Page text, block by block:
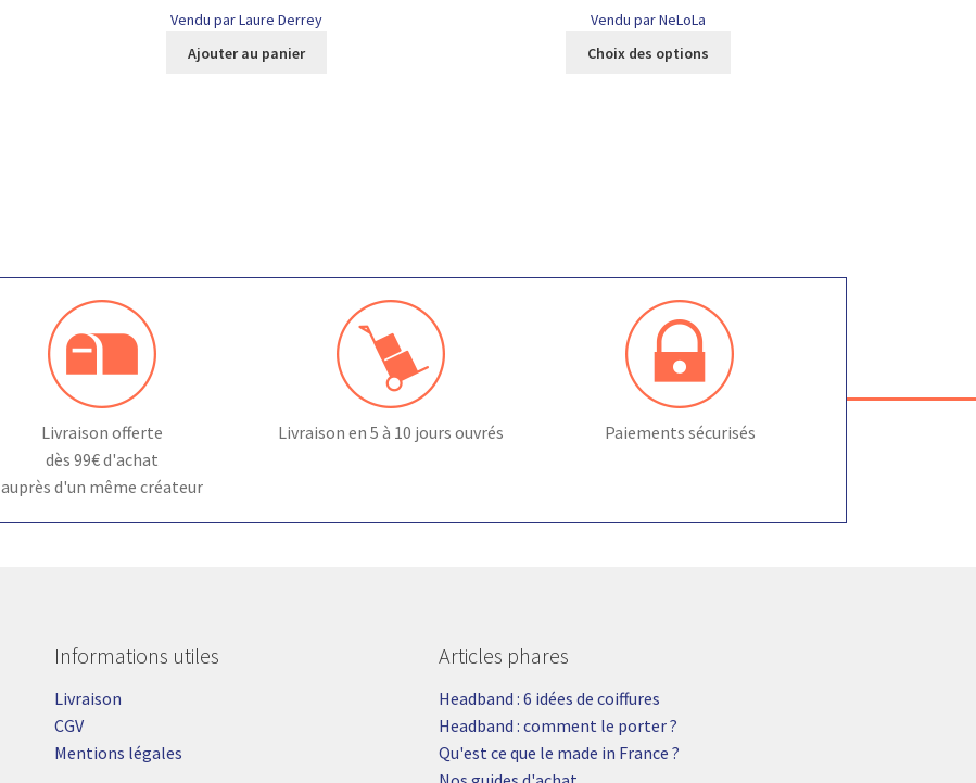
Vendu par Laure Derrey
Ajouter au panier
prix :
26,00 €
Vendu par NeLoLa
Choix des options
sur
page
du
produit
Livraison offerte
dès 99€ d'achat
auprès d'un même créateur
Livraison en 5 à 10 jours ouvrés Paiements sécurisés
Informations utiles
Livraison
CGV
Mentions légales
Articles phares
Headband : 6 idées de coiffures
Headband : comment le porter ?
Qu'est ce que le made in France ?